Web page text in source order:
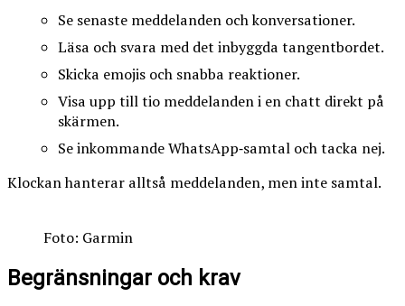
Se senaste meddelanden och konversationer.
Läsa och svara med det inbyggda tangentbordet.
Skicka emojis och snabba reaktioner.
Visa upp till tio meddelanden i en chatt direkt på
skärmen.
Se inkommande WhatsApp‑samtal och tacka nej.
Klockan hanterar alltså meddelanden, men inte samtal.
Foto: Garmin
Begränsningar och krav